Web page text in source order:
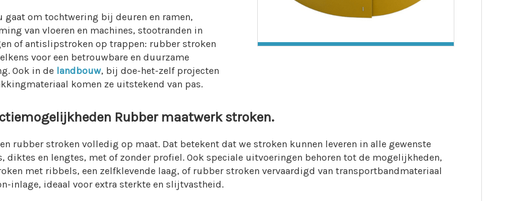
gaat om tochtwering bij deuren en ramen,
van vloeren en machines, stootranden in
of antislipstroken op trappen: rubber stroken
voor een betrouwbare en duurzame
Ook in de landbouw, bij doe-het-zelf projecten
komen ze uitstekend van pas.
Rubber maatwerk stroken.
rubber stroken volledig op maat. Dat betekent dat we stroken kunnen leveren in alle gewenste
diktes en lengtes, met of zonder profiel. Ook speciale uitvoeringen behoren tot de mogelijkheden,
met ribbels, een zelfklevende laag, of rubber stroken vervaardigd van transportbandmateriaal
inlage, ideaal voor extra sterkte en slijtvastheid.